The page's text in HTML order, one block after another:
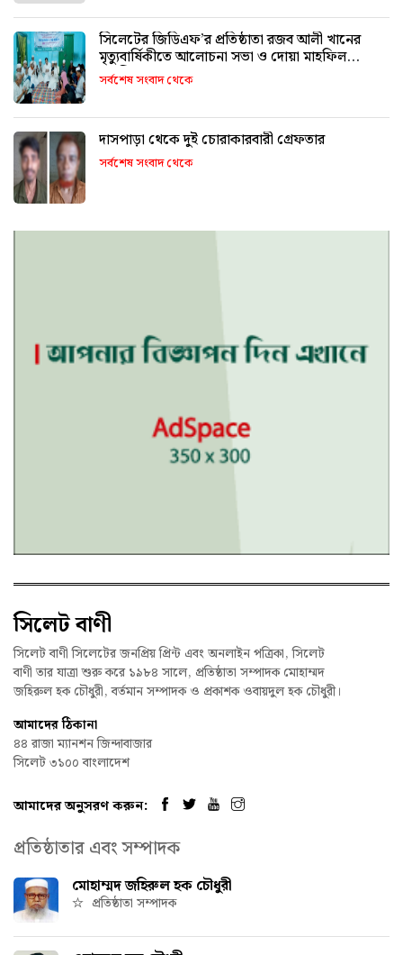
সিলেটের জিডিএফ’র প্রতিষ্ঠাতা রজব আলী খানের
মৃত্যুবার্ষিকীতে আলোচনা সভা ও দোয়া মাহফিল
অনুষ্ঠিত
সর্বশেষ সংবাদ থেকে
দাসপাড়া থেকে দুই চোরাকারবারী গ্রেফতার
সর্বশেষ সংবাদ থেকে
সিলেট বাণী
সিলেট বাণী সিলেটের জনপ্রিয় প্রিন্ট এবং অনলাইন পত্রিকা, সিলেট
বাণী তার যাত্রা শুরু করে ১৯৮৪ সালে, প্রতিষ্ঠাতা সম্পাদক মোহাম্মদ
জহিরুল হক চৌধুরী, বর্তমান সম্পাদক ও প্রকাশক ওবায়দুল হক চৌধুরী।
আমাদের ঠিকানা
৪৪ রাজা ম্যানশন জিন্দাবাজার
সিলেট ৩১০০ বাংলাদেশ
আমাদের অনুসরণ করুন:
প্রতিষ্ঠাতার এবং সম্পাদক
মোহাম্মদ জহিরুল হক চৌধুরী
প্রতিষ্ঠাতা সম্পাদক